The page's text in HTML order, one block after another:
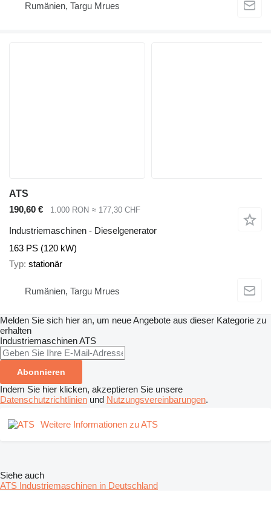
Rumänien, Targu Mrues
ATS
190,60 €
1.000 RON ≈ 177,30 CHF
Industriemaschinen - Dieselgenerator
163 PS (120 kW)
Typ stationär
Rumänien, Targu Mrues
Melden Sie sich hier an, um neue Angebote aus dieser Kategorie zu
erhalten
IndustriemaschinenATS
Abonnieren
Indem Sie hier klicken, akzeptieren Sie unsere
Datenschutzrichtlinien und Nutzungsvereinbarungen.
Weitere Informationen zu ATS
Siehe auch
ATS Industriemaschinen in Deutschland